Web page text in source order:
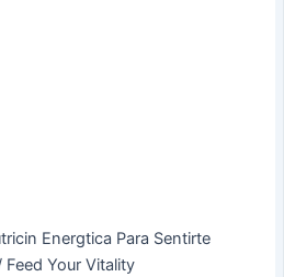
Energtica Para Sentirte
Your Vitality